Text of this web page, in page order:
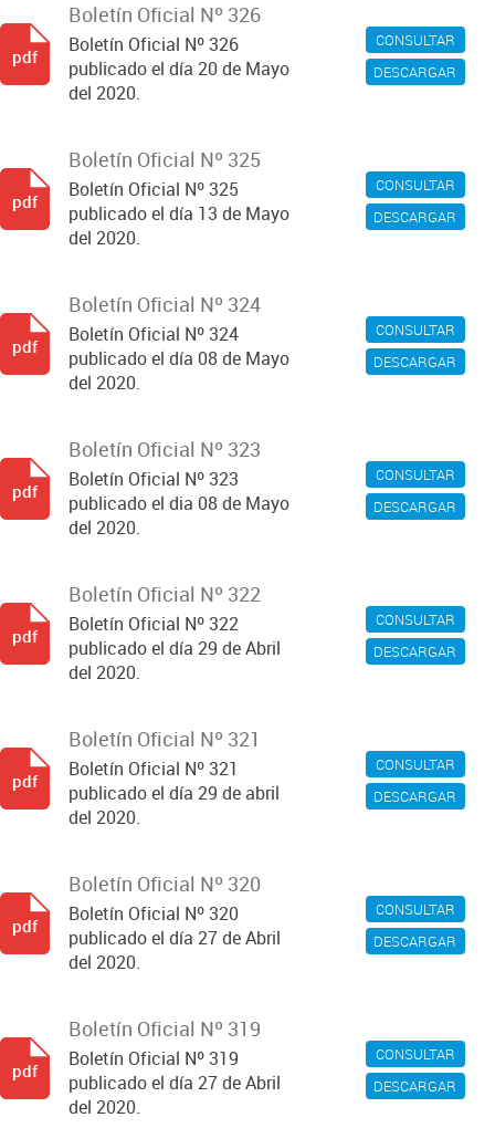
CONSULTAR
DESCARGAR
Boletín Oficial Nº 326
Boletín Oficial Nº 326
publicado el día 20 de Mayo
del 2020.
pdf
CONSULTAR
DESCARGAR
Boletín Oficial Nº 325
Boletín Oficial Nº 325
publicado el día 13 de Mayo
del 2020.
pdf
CONSULTAR
DESCARGAR
Boletín Oficial Nº 324
Boletín Oficial Nº 324
publicado el día 08 de Mayo
del 2020.
pdf
CONSULTAR
DESCARGAR
Boletín Oficial Nº 323
Boletín Oficial Nº 323
publicado el dia 08 de Mayo
del 2020.
pdf
CONSULTAR
DESCARGAR
Boletín Oficial Nº 322
Boletín Oficial Nº 322
publicado el día 29 de Abril
del 2020.
pdf
CONSULTAR
DESCARGAR
Boletín Oficial Nº 321
Boletín Oficial Nº 321
publicado el día 29 de abril
del 2020.
pdf
CONSULTAR
DESCARGAR
Boletín Oficial Nº 320
Boletín Oficial Nº 320
publicado el día 27 de Abril
del 2020.
pdf
CONSULTAR
DESCARGAR
Boletín Oficial Nº 319
Boletín Oficial Nº 319
publicado el día 27 de Abril
del 2020.
pdf